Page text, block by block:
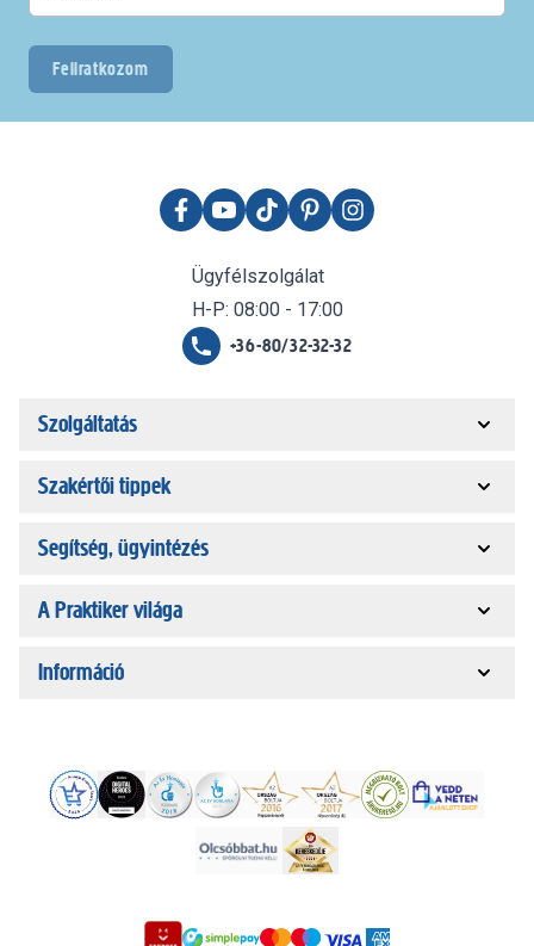
Feliratkozom
Ügyfélszolgálat
H-P: 08:00 - 17:00
+36-80/32-32-32
Szolgáltatás
Szakértői tippek
Segítség, ügyintézés
A Praktiker világa
Információ